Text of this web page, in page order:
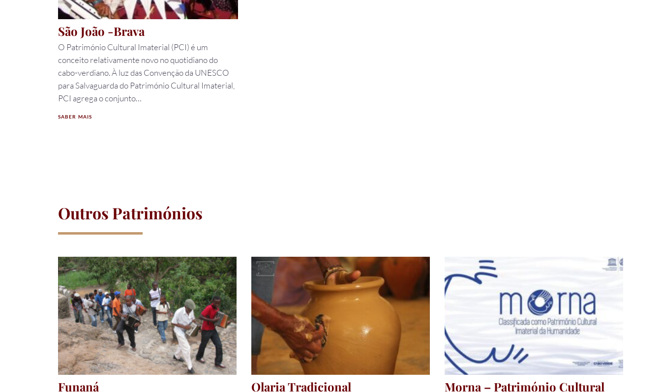
São João -Brava
O Património Cultural Imaterial (PCI) é um
conceito relativamente novo no quotidiano do
cabo-verdiano. À luz das Convenção da UNESCO
para Salvaguarda do Património Cultural Imaterial,
PCI agrega o conjunto…
SABER MAIS
Outros Patrimónios
Funaná Olaria Tradicional
Morna – Património Cultural